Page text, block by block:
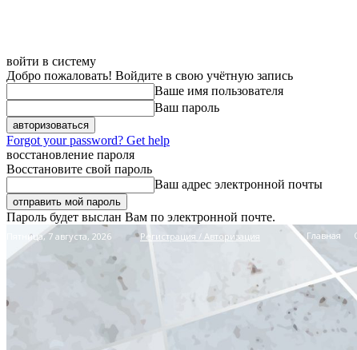
войти в систему
Добро пожаловать! Войдите в свою учётную запись
Ваше имя пользователя
Ваш пароль
Forgot your password? Get help
восстановление пароля
Восстановите свой пароль
Ваш адрес электронной почты
Пароль будет выслан Вам по электронной почте.
Пятница, 7 августа, 2026 Регистрация / Авторизация Главная